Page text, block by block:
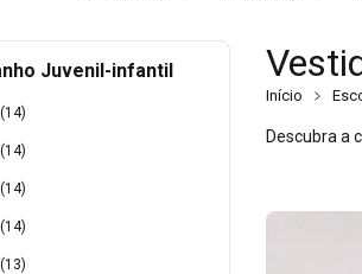
Juvenil-infantil
Início
Descubra a